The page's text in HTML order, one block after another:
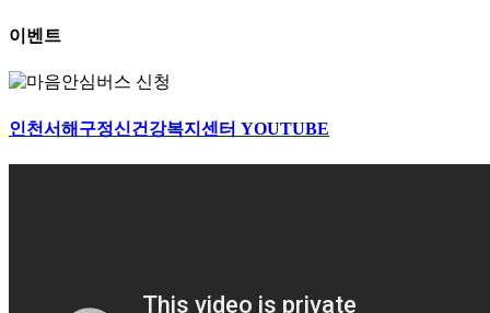
이벤트
인천서해구정신건강복지센터 YOUTUBE